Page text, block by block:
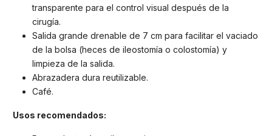
transparente para el control visual después de la
cirugía.
Salida grande drenable de 7 cm para facilitar el vaciado
de la bolsa (heces de ileostomía o colostomía) y
limpieza de la salida.
Abrazadera dura reutilizable.
Café.
Usos recomendados: